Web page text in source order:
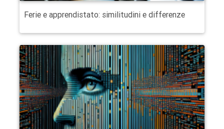
Ferie e apprendistato: similitudini e differenze